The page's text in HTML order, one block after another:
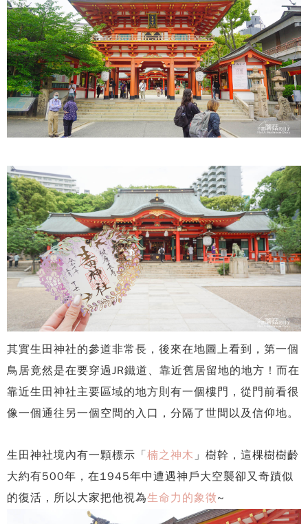
其實生田神社的參道非常長，後來在地圖上看到，第一個
鳥居竟然是在要穿過JR鐵道、靠近舊居留地的地方！而在
靠近生田神社主要區域的地方則有一個樓門，從門前看很
像一個通往另一個空間的入口，分隔了世間以及信仰地。
生田神社境內有一顆標示「 楠之神木 」樹幹，這棵樹樹齡
大約有500年，在1945年中遭遇神戶大空襲卻又奇蹟似
的復活，所以大家把他視為生命力的象徵~